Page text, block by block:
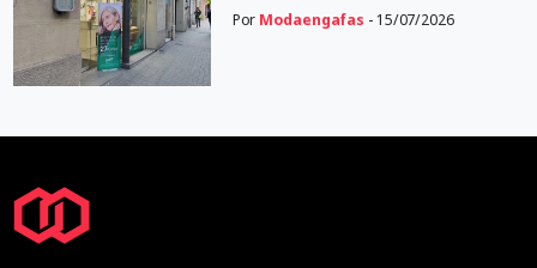
Por Modaengafas - 15/07/2026